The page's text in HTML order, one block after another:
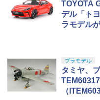
￥
5
ネジ
チメ
シミ
業 ド
￥
セス
ック
￥
アマ
ラモ
￥
ミア
8ml
￥710
TOYOTA
デル「ト
ラモデル
プラモデル
タミヤ、
（